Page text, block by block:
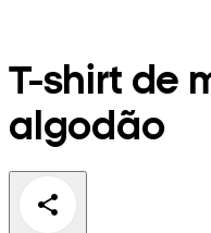
T-shirt de
algodão